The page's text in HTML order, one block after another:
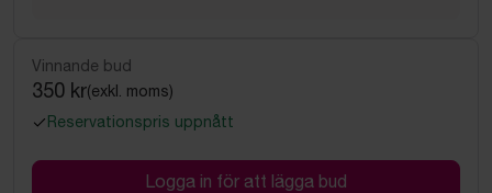
Vinnande bud
350 kr(exkl. moms)
Reservationspris uppnått
Logga in för att lägga bud